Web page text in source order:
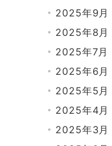
2025年9月
2025年8月
2025年7月
2025年6月
2025年5月
2025年4月
2025年3月